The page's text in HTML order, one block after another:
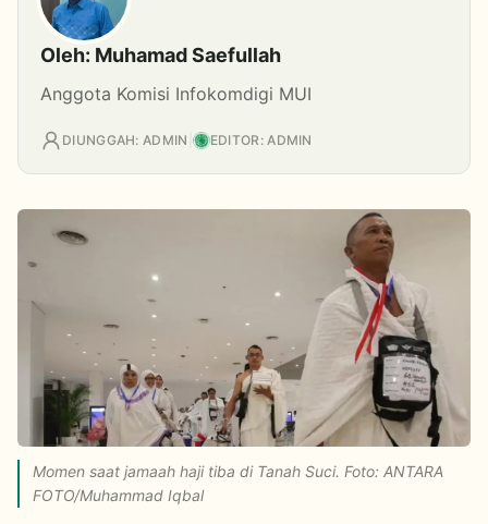
Oleh: Muhamad Saefullah
Anggota Komisi Infokomdigi MUI
DIUNGGAH: ADMIN EDITOR: ADMIN
Momen saat jamaah haji tiba di Tanah Suci. Foto: ANTARA
FOTO/Muhammad Iqbal